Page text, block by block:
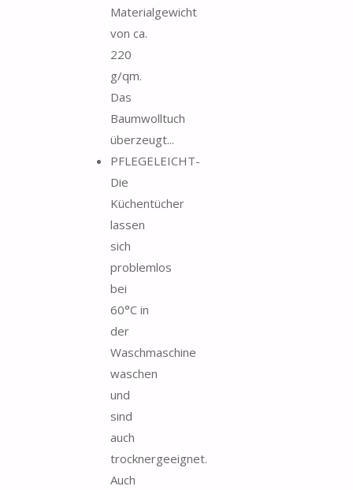
Materialgewicht
von ca.
220
g/qm.
Das
Baumwolltuch
überzeugt...
PFLEGELEICHT-
Die
Küchentücher
lassen
sich
problemlos
bei
60°C in
der
Waschmaschine
waschen
und
sind
auch
trocknergeeignet.
Auch